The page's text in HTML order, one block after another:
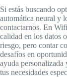
Si estás buscando
automática neural y
contactarnos. En
calidad en los datos
riesgo, pero contar
desafíos en
ayuda personalizada
tus necesidades